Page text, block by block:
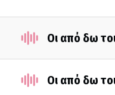
Οι από δω
Οι από δω